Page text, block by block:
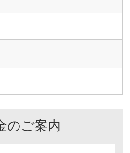
のご案内